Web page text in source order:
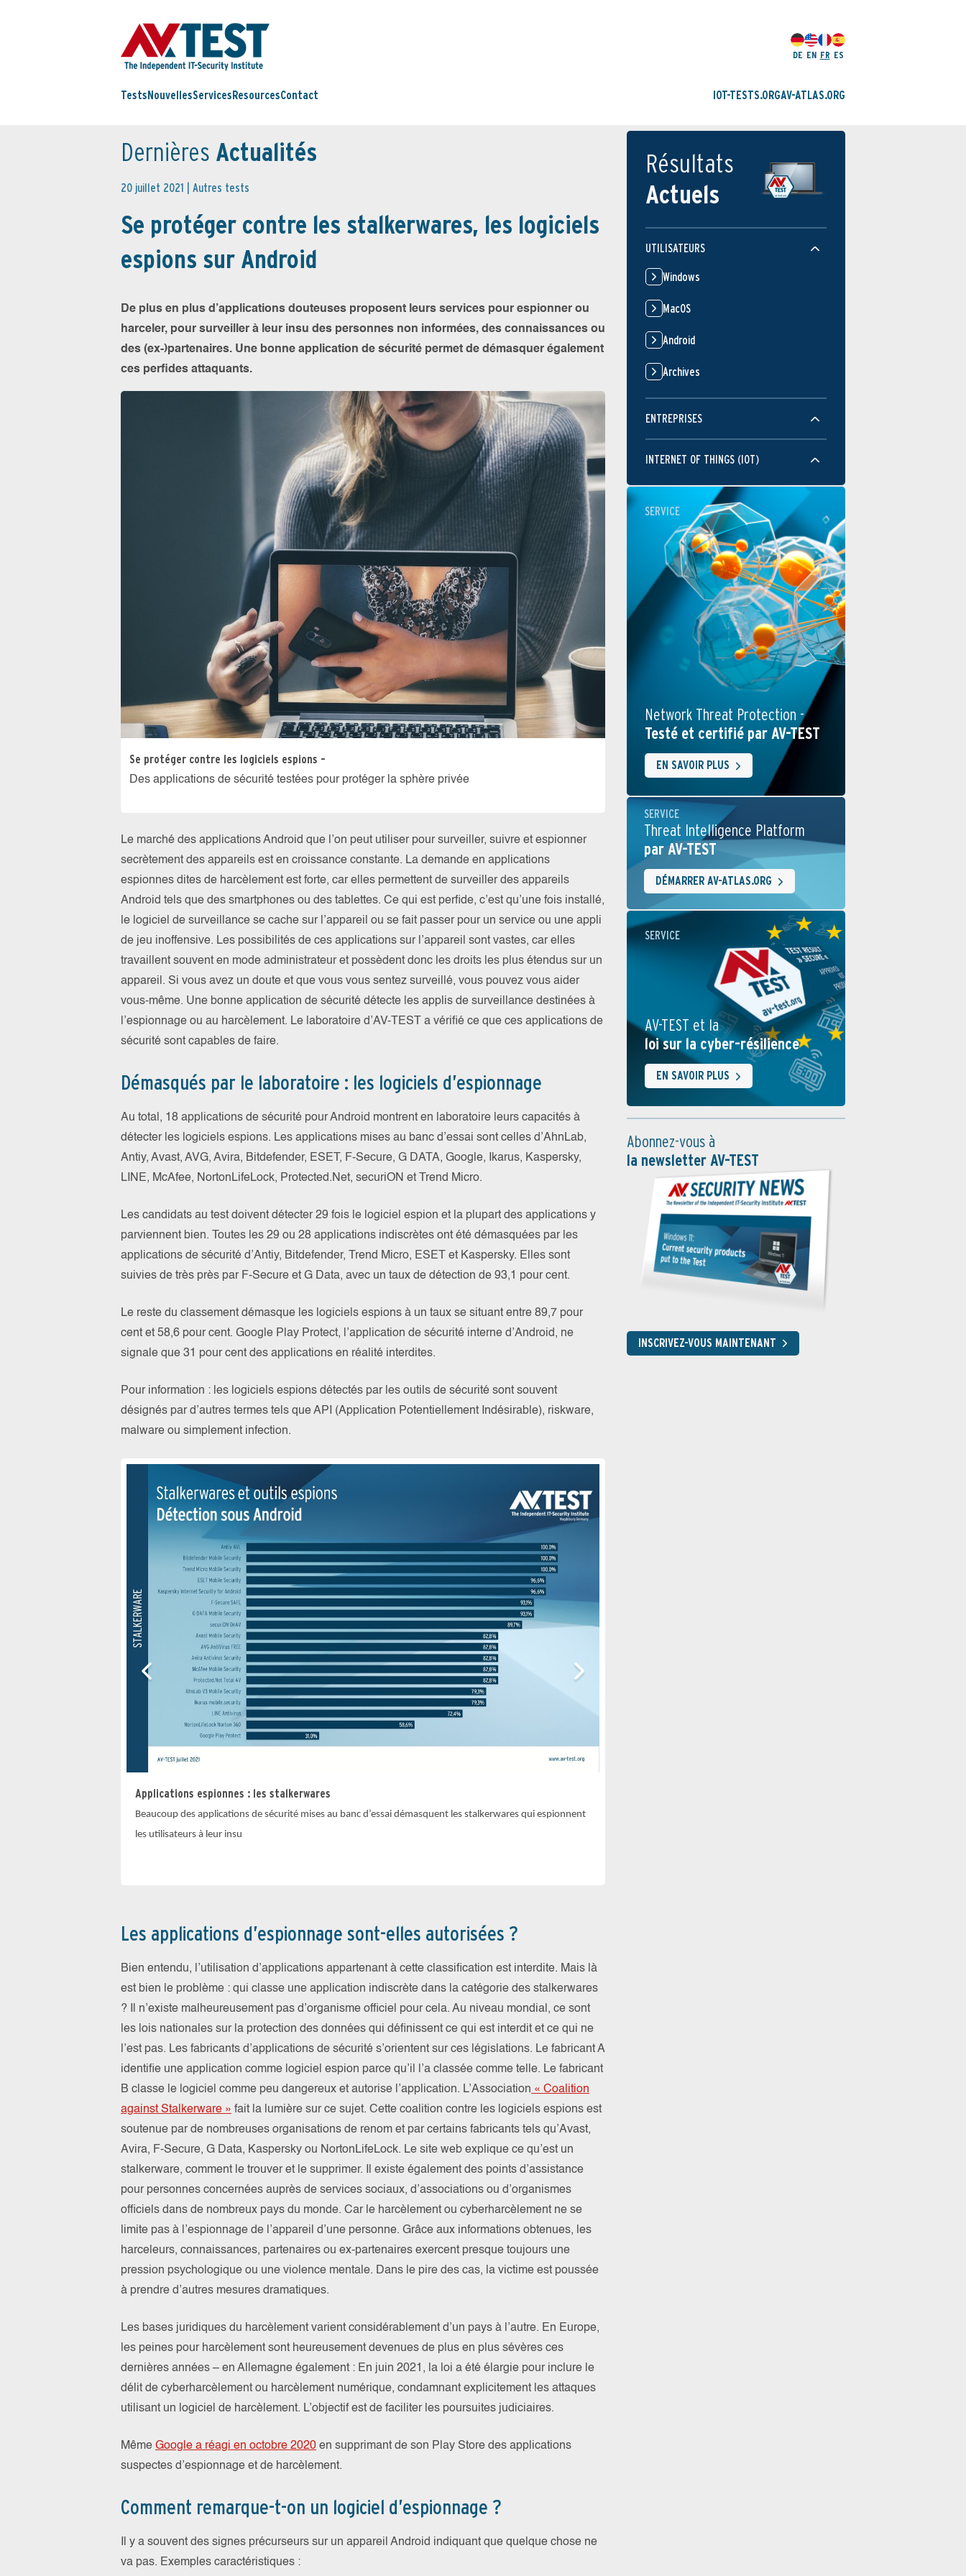
DE EN FR ES
Tests NouvellesServices ResourcesContact IOT-TESTS.ORGAV-ATLAS.ORG
Dernières Actualités
20 juillet 2021 | Autres tests
Se protéger contre les stalkerwares, les logiciels
espions sur Android
De plus en plus d’applications douteuses proposent leurs services pour espionner ou
harceler, pour surveiller à leur insu des personnes non informées, des connaissances ou
des (ex-)partenaires. Une bonne application de sécurité permet de démasquer également
ces perfides attaquants.
Se protéger contre les logiciels espions –
Des applications de sécurité testées pour protéger la sphère privée
Le marché des applications Android que l’on peut utiliser pour surveiller, suivre et espionner
secrètement des appareils est en croissance constante. La demande en applications
espionnes dites de harcèlement est forte, car elles permettent de surveiller des appareils
Android tels que des smartphones ou des tablettes. Ce qui est perfide, c’est qu’une fois installé,
le logiciel de surveillance se cache sur l’appareil ou se fait passer pour un service ou une appli
de jeu inoffensive. Les possibilités de ces applications sur l’appareil sont vastes, car elles
travaillent souvent en mode administrateur et possèdent donc les droits les plus étendus sur un
appareil. Si vous avez un doute et que vous vous sentez surveillé, vous pouvez vous aider
vous-même. Une bonne application de sécurité détecte les applis de surveillance destinées à
l’espionnage ou au harcèlement. Le laboratoire d’AV-TEST a vérifié ce que ces applications de
sécurité sont capables de faire.
Démasqués par le laboratoire : les logiciels d’espionnage
Au total, 18 applications de sécurité pour Android montrent en laboratoire leurs capacités à
détecter les logiciels espions. Les applications mises au banc d’essai sont celles d’AhnLab,
Antiy, Avast, AVG, Avira, Bitdefender, ESET, F-Secure, G DATA, Google, Ikarus, Kaspersky,
LINE, McAfee, NortonLifeLock, Protected.Net, securiON et Trend Micro.
Les candidats au test doivent détecter 29 fois le logiciel espion et la plupart des applications y
parviennent bien. Toutes les 29 ou 28 applications indiscrètes ont été démasquées par les
applications de sécurité d’Antiy, Bitdefender, Trend Micro, ESET et Kaspersky. Elles sont
suivies de très près par F-Secure et G Data, avec un taux de détection de 93,1 pour cent.
Le reste du classement démasque les logiciels espions à un taux se situant entre 89,7 pour
cent et 58,6 pour cent. Google Play Protect, l’application de sécurité interne d’Android, ne
signale que 31 pour cent des applications en réalité interdites.
Pour information : les logiciels espions détectés par les outils de sécurité sont souvent
désignés par d’autres termes tels que API (Application Potentiellement Indésirable), riskware,
malware ou simplement infection.
Applications espionnes : les stalkerwares
Beaucoup des applications de sécurité mises au banc d’essai démasquent les stalkerwares qui espionnent
les utilisateurs à leur insu
Les applications d’espionnage sont-elles autorisées ?
Bien entendu, l’utilisation d’applications appartenant à cette classification est interdite. Mais là
est bien le problème : qui classe une application indiscrète dans la catégorie des stalkerwares
? Il n’existe malheureusement pas d’organisme officiel pour cela. Au niveau mondial, ce sont
les lois nationales sur la protection des données qui définissent ce qui est interdit et ce qui ne
l’est pas. Les fabricants d’applications de sécurité s’orientent sur ces législations. Le fabricant A
identifie une application comme logiciel espion parce qu’il l’a classée comme telle. Le fabricant
B classe le logiciel comme peu dangereux et autorise l’application. L’Association « Coalition
against Stalkerware » fait la lumière sur ce sujet. Cette coalition contre les logiciels espions est
soutenue par de nombreuses organisations de renom et par certains fabricants tels qu’Avast,
Avira, F-Secure, G Data, Kaspersky ou NortonLifeLock. Le site web explique ce qu’est un
stalkerware, comment le trouver et le supprimer. Il existe également des points d’assistance
pour personnes concernées auprès de services sociaux, d’associations ou d’organismes
officiels dans de nombreux pays du monde. Car le harcèlement ou cyberharcèlement ne se
limite pas à l’espionnage de l’appareil d’une personne. Grâce aux informations obtenues, les
harceleurs, connaissances, partenaires ou ex-partenaires exercent presque toujours une
pression psychologique ou une violence mentale. Dans le pire des cas, la victime est poussée
à prendre d’autres mesures dramatiques.
Les bases juridiques du harcèlement varient considérablement d’un pays à l’autre. En Europe,
les peines pour harcèlement sont heureusement devenues de plus en plus sévères ces
dernières années – en Allemagne également : En juin 2021, la loi a été élargie pour inclure le
délit de cyberharcèlement ou harcèlement numérique, condamnant explicitement les attaques
utilisant un logiciel de harcèlement. L’objectif est de faciliter les poursuites judiciaires.
Même Google a réagi en octobre 2020 en supprimant de son Play Store des applications
suspectes d’espionnage et de harcèlement.
Comment remarque-t-on un logiciel d’espionnage ?
Il y a souvent des signes précurseurs sur un appareil Android indiquant que quelque chose ne
va pas. Exemples caractéristiques :
Résultats
Actuels
UTILISATEURS
Windows
MacOS
Android
Archives
ENTREPRISES
INTERNET OF THINGS (IOT)
SERVICE
Network Threat Protection -
Testé et certifié par AV-TEST
EN SAVOIR PLUS
SERVICE
Threat Intelligence Platform
par AV-TEST
DÉMARRER AV-ATLAS.ORG
SERVICE
AV-TEST et la
loi sur la cyber-résilience
EN SAVOIR PLUS
Abonnez-vous à
la newsletter AV-TEST
INSCRIVEZ-VOUS MAINTENANT